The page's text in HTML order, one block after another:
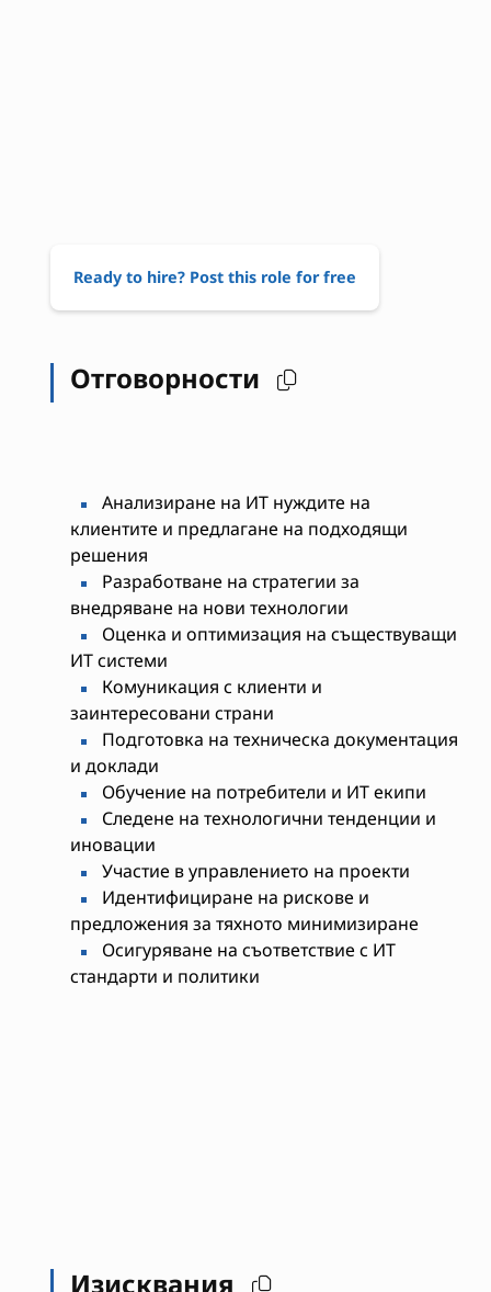
Ready to hire? Post this role for free
Отговорности
Анализиране на ИТ нуждите на
клиентите и предлагане на подходящи
решения
Разработване на стратегии за
внедряване на нови технологии
Оценка и оптимизация на съществуващи
ИТ системи
Комуникация с клиенти и
заинтересовани страни
Подготовка на техническа документация
и доклади
Обучение на потребители и ИТ екипи
Следене на технологични тенденции и
иновации
Участие в управлението на проекти
Идентифициране на рискове и
предложения за тяхното минимизиране
Осигуряване на съответствие с ИТ
стандарти и политики
Изисквания